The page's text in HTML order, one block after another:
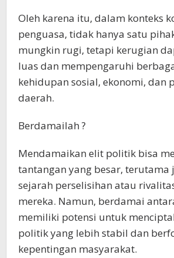
Oleh karena itu, dalam konteks
penguasa, tidak hanya satu
mungkin rugi, tetapi kerugian
luas dan mempengaruhi
kehidupan sosial, ekonomi, dan
daerah.
Berdamailah ?
Mendamaikan elit politik bisa
tantangan yang besar,
sejarah perselisihan atau
mereka. Namun, berdamai
memiliki potensi untuk
politik yang lebih stabil dan
kepentingan masyarakat.